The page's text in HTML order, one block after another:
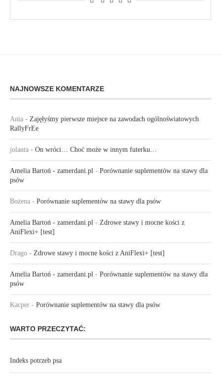
NAJNOWSZE KOMENTARZE
Ania - Zajęłyśmy pierwsze miejsce na zawodach ogólnoświatowych
RallyFrEe
jolanta - On wróci… Choć może w innym futerku…
Amelia Bartoń - zamerdani.pl - Porównanie suplementów na stawy dla
psów
Bożena - Porównanie suplementów na stawy dla psów
Amelia Bartoń - zamerdani.pl - Zdrowe stawy i mocne kości z
AniFlexi+ [test]
Drago - Zdrowe stawy i mocne kości z AniFlexi+ [test]
Amelia Bartoń - zamerdani.pl - Porównanie suplementów na stawy dla
psów
Kacper - Porównanie suplementów na stawy dla psów
WARTO PRZECZYTAĆ:
Indeks potrzeb psa